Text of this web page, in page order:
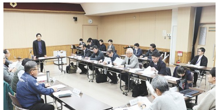
1月 2026
月 火 水 木 金
土
30
3
4
5 6 7 8 9
10
11
12 13 14 15 16
17
18
19 20 21 22 23
24
25
26 27 28 29 30 31